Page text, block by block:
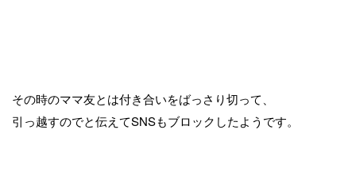
その時のママ友とは付き合いをばっさり切って、
引っ越すのでと伝えてSNSもブロックしたようです。